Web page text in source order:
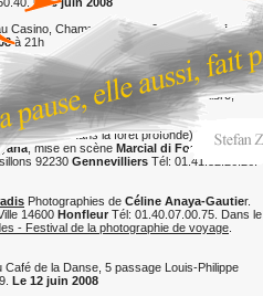
Casino, Champ de Foire 30300 BeaucaireTél:
à 21h
, photographies de l'ornithologue
Antoine
Museum Emmanuel Liais19 rue
Octeville
Tél: 02.33.87.89.13. Entrée libre,
(La Petite dans la forêt profonde) d'après
, mise en scène Marcial di Fonzo Bo.
92230 Gennevilliers Tél: 01.41.32.26.26.
Photographies de Céline Anaya-Gautier.
14600 Honfleur Tél: 01.40.07.00.75. Dans le
- Festival de la photographie de voyage
Café de la Danse, 5 passage Louis-Philippe
Le 12 juin 2008